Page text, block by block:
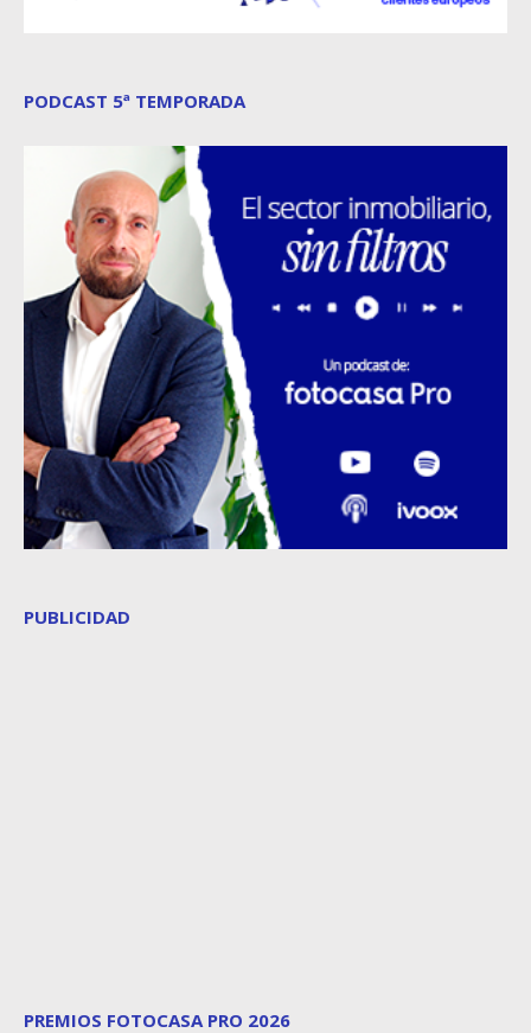
PODCAST 5ª TEMPORADA
PUBLICIDAD
PREMIOS FOTOCASA PRO 2026